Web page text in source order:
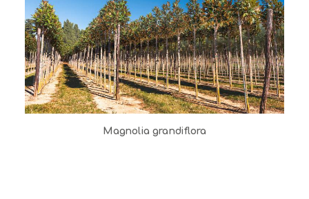
Magnolia grandiflora